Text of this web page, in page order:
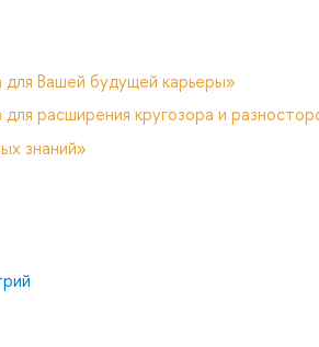
Вашей будущей карьеры»
расширения кругозора и
знаний»